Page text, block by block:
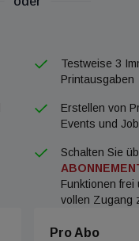
Testweise 3
Printausgaben
Erstellen von
Events und
Schalten Sie
Funktionen frei
vollen Zugang
Pro Abo